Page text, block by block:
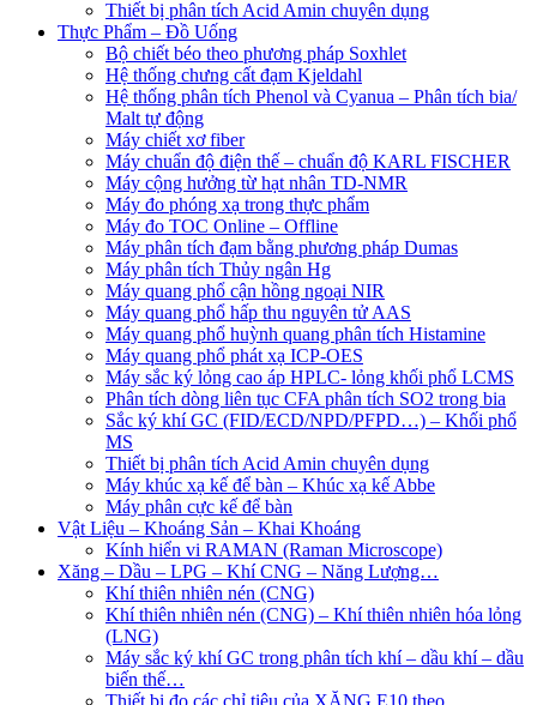
Thiết bị phân tích Acid Amin chuyên dụng
Thực Phẩm – Đồ Uống
Bộ chiết béo theo phương pháp Soxhlet
Hệ thống chưng cất đạm Kjeldahl
Hệ thống phân tích Phenol và Cyanua – Phân tích bia/
Malt tự động
Máy chiết xơ fiber
Máy chuẩn độ điện thế – chuẩn độ KARL FISCHER
Máy cộng hưởng từ hạt nhân TD-NMR
Máy đo phóng xạ trong thực phẩm
Máy đo TOC Online – Offline
Máy phân tích đạm bằng phương pháp Dumas
Máy phân tích Thủy ngân Hg
Máy quang phổ cận hồng ngoại NIR
Máy quang phổ hấp thu nguyên tử AAS
Máy quang phổ huỳnh quang phân tích Histamine
Máy quang phổ phát xạ ICP-OES
Máy sắc ký lỏng cao áp HPLC- lỏng khối phổ LCMS
Phân tích dòng liên tục CFA phân tích SO2 trong bia
Sắc ký khí GC (FID/ECD/NPD/PFPD…) – Khối phổ
MS
Thiết bị phân tích Acid Amin chuyên dụng
Máy khúc xạ kế để bàn – Khúc xạ kế Abbe
Máy phân cực kế để bàn
Vật Liệu – Khoáng Sản – Khai Khoáng
Kính hiển vi RAMAN (Raman Microscope)
Xăng – Dầu – LPG – Khí CNG – Năng Lượng…
Khí thiên nhiên nén (CNG)
Khí thiên nhiên nén (CNG) – Khí thiên nhiên hóa lỏng
(LNG)
Máy sắc ký khí GC trong phân tích khí – dầu khí – dầu
biến thế…
Thiết bị đo các chỉ tiêu của XĂNG E10 theo